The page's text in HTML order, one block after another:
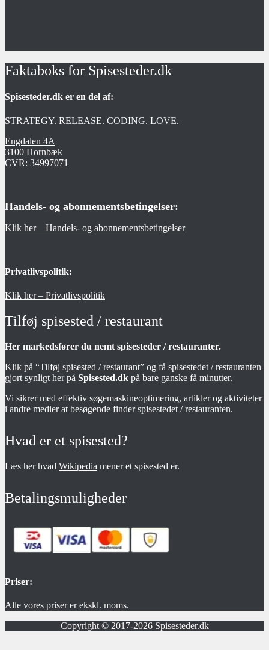
Faktaboks for Spisesteder.dk
Spisesteder.dk er en del af:
STRATEGY. RELEASE. CODING. LOVE.
Engdalen 4A
3100 Hornbæk
CVR: 34997071
Handels- og abonnementsbetingelser:
Klik her – Handels- og abonnementsbetingelser
Privatlivspolitik:
Klik her – Privatlivspolitik
Tilføj spisested / restaurant
Her markedsfører du nemt spisesteder / restauranter.
Klik på “Tilføj spisested / restaurant” og få spisestedet / restauranten
gjort synligt her på Spisested.dk på bare ganske få minutter.
Vi sikrer med effektiv søgemaskineoptimering, artikler og aktiviteter
i andre medier at besøgende finder spisestedet / restauranten.
Hvad er et spisested?
Læs her hvad Wikipedia mener et spisested er.
Betalingsmuligheder
Priser:
Alle vores priser er ekskl. moms.
Copyright © 2017-2026 Spisesteder.dk